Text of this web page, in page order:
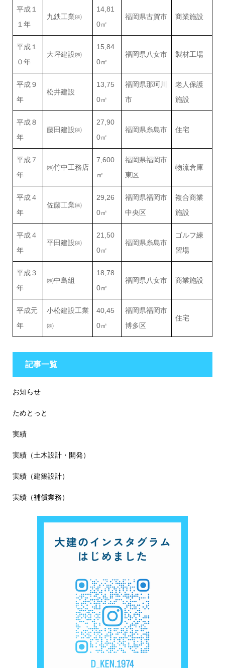
平成１
１年
九鉄工業㈱
14,81
0㎡
福岡県古賀市 商業施設
平成１
０年
大坪建設㈱
15,84
0㎡
福岡県八女市 製材工場
平成９
年
松井建設
13,75
0㎡
福岡県那珂川
市
老人保護
施設
平成８
年
藤田建設㈱
27,90
0㎡
福岡県糸島市 住宅
平成７
年
㈱竹中工務店
7,600
㎡
福岡県福岡市
東区
物流倉庫
平成４
年
佐藤工業㈱
29,26
0㎡
福岡県福岡市
中央区
複合商業
施設
平成４
年
平田建設㈱
21,50
0㎡
福岡県糸島市
ゴルフ練
習場
平成３
年
㈱中島組
18,78
0㎡
福岡県八女市 商業施設
平成元
年
小松建設工業
㈱
40,45
0㎡
福岡県福岡市
博多区
住宅
記事一覧
お知らせ
ためとっと
実績
実績（土木設計・開発）
実績（建築設計）
実績（補償業務）